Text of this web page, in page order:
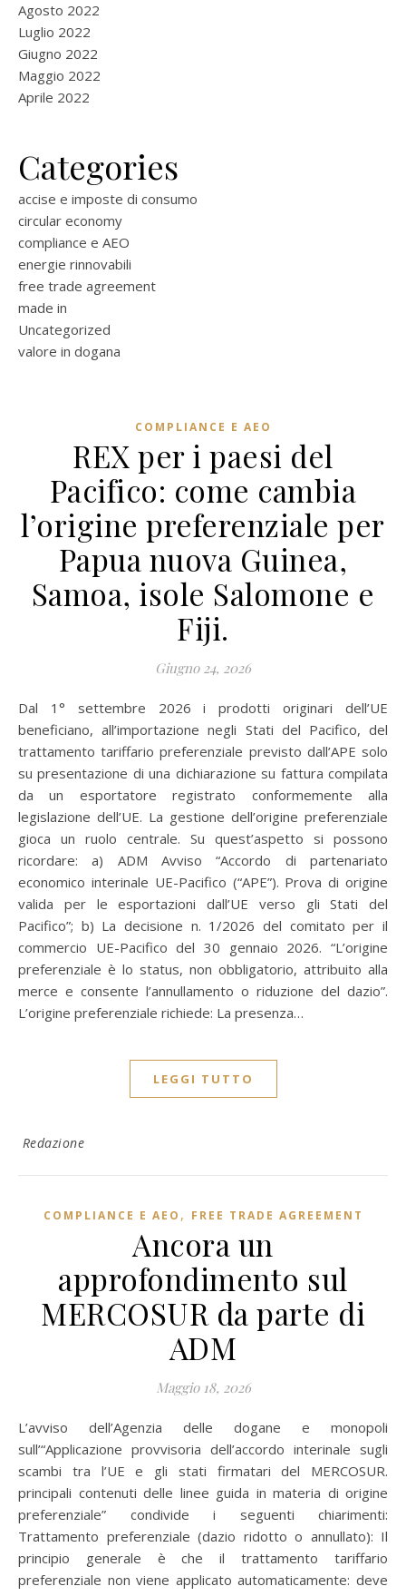
Agosto 2022
Luglio 2022
Giugno 2022
Maggio 2022
Aprile 2022
Categories
accise e imposte di consumo
circular economy
compliance e AEO
energie rinnovabili
free trade agreement
made in
Uncategorized
valore in dogana
COMPLIANCE E AEO
REX per i paesi del
Pacifico: come cambia
l’origine preferenziale per
Papua nuova Guinea,
Samoa, isole Salomone e
Fiji.
Giugno 24, 2026
Dal 1° settembre 2026 i prodotti originari dell’UE
beneficiano, all’importazione negli Stati del Pacifico, del
trattamento tariffario preferenziale previsto dall’APE solo
su presentazione di una dichiarazione su fattura compilata
da un esportatore registrato conformemente alla
legislazione dell’UE. La gestione dell’origine preferenziale
gioca un ruolo centrale. Su quest’aspetto si possono
ricordare: a) ADM Avviso “Accordo di partenariato
economico interinale UE-Pacifico (“APE”). Prova di origine
valida per le esportazioni dall’UE verso gli Stati del
Pacifico”; b) La decisione n. 1/2026 del comitato per il
commercio UE-Pacifico del 30 gennaio 2026. “L’origine
preferenziale è lo status, non obbligatorio, attribuito alla
merce e consente l’annullamento o riduzione del dazio”.
L’origine preferenziale richiede: La presenza…
LEGGI TUTTO
Redazione
COMPLIANCE E AEO , FREE TRADE AGREEMENT
Ancora un
approfondimento sul
MERCOSUR da parte di
ADM
Maggio 18, 2026
L’avviso dell’Agenzia delle dogane e monopoli
sull’“Applicazione provvisoria dell’accordo interinale sugli
scambi tra l’UE e gli stati firmatari del MERCOSUR.
principali contenuti delle linee guida in materia di origine
preferenziale” condivide i seguenti chiarimenti:
Trattamento preferenziale (dazio ridotto o annullato): Il
principio generale è che il trattamento tariffario
preferenziale non viene applicato automaticamente: deve